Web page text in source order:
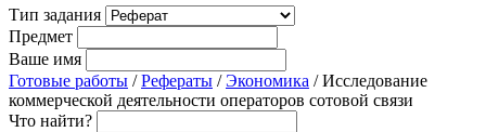
Тип задания
Предмет
Ваше имя
Готовые работы /Рефераты /Экономика / Исследование
коммерческой деятельности операторов сотовой связи
Что найти?